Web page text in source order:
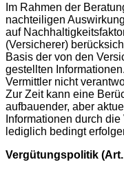
Im Rahmen der
nachteiligen
auf
(Versicherer)
Basis der von den
gestellten
Vermittler nicht
Zur Zeit kann eine
aufbauender, aber
Informationen durch
lediglich bedingt
Vergütungspolitik (Art.